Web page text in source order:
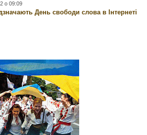
о 09:09
День свободи слова в Інтернеті